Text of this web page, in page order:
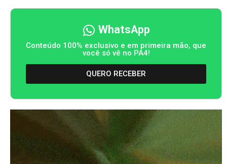
WhatsApp
Conteúdo 100% exclusivo e em primeira mão, que
você só vê no PA4!
QUERO RECEBER